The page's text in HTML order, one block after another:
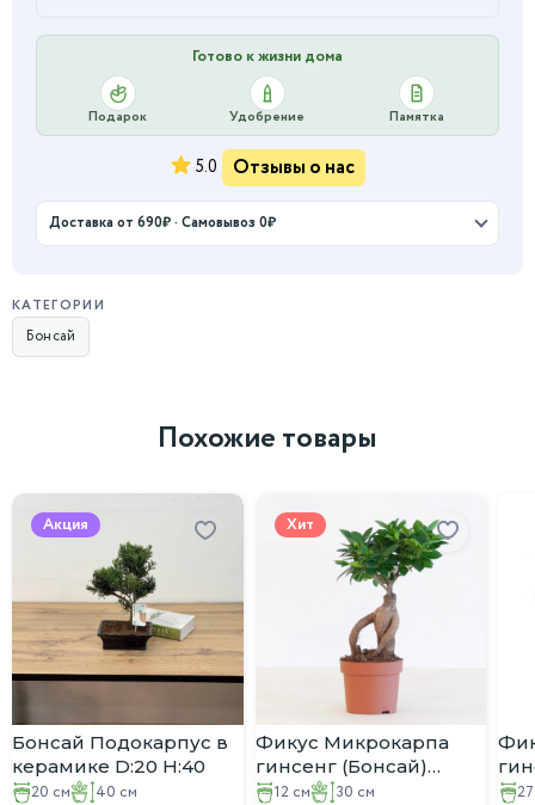
Готово к жизни дома
Подарок Удобрение Памятка
5.0 Отзывы о нас
Доставка от 690₽ · Самовывоз 0₽
КАТЕГОРИИ
Бонсай
Похожие товары
Акция
Бонсай Подокарпус в
керамике D:20 H:40
20 см
40 см
Хит
Фикус Микрокарпа
гинсенг (Бонсай)
D:12CM H:30CM
12 см 30 см